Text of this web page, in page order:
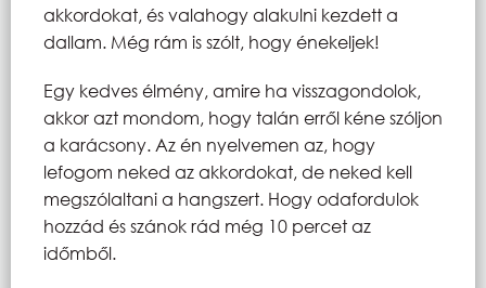
akkordokat, és valahogy alakulni kezdett a
dallam. Még rám is szólt, hogy énekeljek!
Egy kedves élmény, amire ha visszagondolok,
akkor azt mondom, hogy talán erről kéne szóljon
a karácsony. Az én nyelvemen az, hogy
lefogom neked az akkordokat, de neked kell
megszólaltani a hangszert. Hogy odafordulok
hozzád és szánok rád még 10 percet az
időmből.